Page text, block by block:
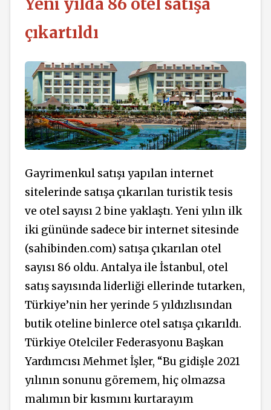
çıkartıldı
Gayrimenkul satışı yapılan internet
sitelerinde satışa çıkarılan turistik tesis
ve otel sayısı 2 bine yaklaştı. Yeni yılın ilk
iki gününde sadece bir internet sitesinde
(sahibinden.com) satışa çıkarılan otel
sayısı 86 oldu. Antalya ile İstanbul, otel
satış sayısında liderliği ellerinde tutarken,
Türkiye’nin her yerinde 5 yıldızlısından
butik oteline binlerce otel satışa çıkarıldı.
Türkiye Otelciler Federasyonu Başkan
Yardımcısı Mehmet İşler, “Bu gidişle 2021
yılının sonunu göremem, hiç olmazsa
malımın bir kısmını kurtarayım